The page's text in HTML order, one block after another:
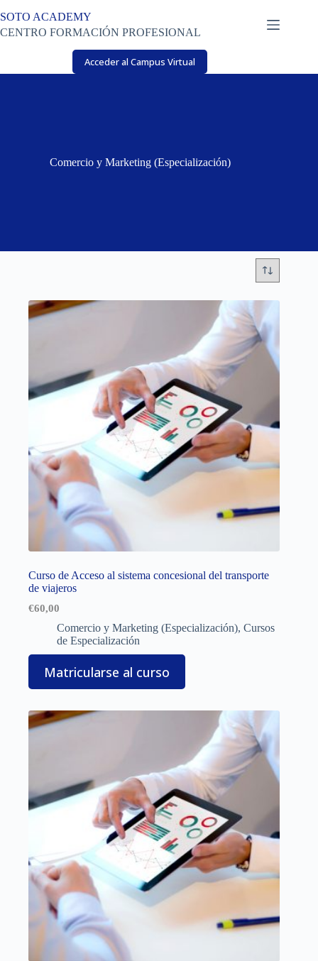
al
contenido
SOTO ACADEMY
CENTRO FORMACIÓN PROFESIONAL
Acceder al Campus Virtual
Comercio y Marketing (Especialización)
Curso de Acceso al sistema concesional del transporte
de viajeros
€60,00
Comercio y Marketing (Especialización), Cursos
de Especialización
Matricularse al curso